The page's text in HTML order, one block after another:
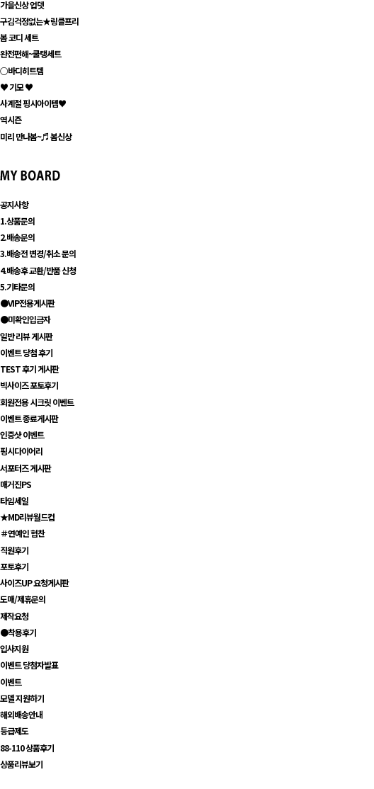
가을신상 업뎃
구김걱정없는★링클프리
봄 코디 세트
완전편해~쿨탱세트
○바디히트템
♥ 기모 ♥
사계절 핑시아이템♥
역시즌
미리 만나봄~♬ 봄신상
공지사항
1.상품문의
2.배송문의
3.배송전 변경/취소 문의
4.배송후 교환/반품 신청
5.기타문의
●VIP전용게시판
●미확인입금자
일반 리뷰 게시판
이벤트 당첨 후기
TEST 후기 게시판
빅사이즈 포토후기
회원전용 시크릿 이벤트
이벤트 종료게시판
인증샷 이벤트
핑시다이어리
서포터즈 게시판
매거진PS
타임세일
★MD리뷰월드컵
＃연예인 협찬
직원후기
포토후기
사이즈UP 요청게시판
도매/제휴문의
제작요청
●착용후기
입사지원
이벤트 당첨자발표
이벤트
모델 지원하기
해외배송안내
등급제도
88-110 상품후기
상품리뷰보기